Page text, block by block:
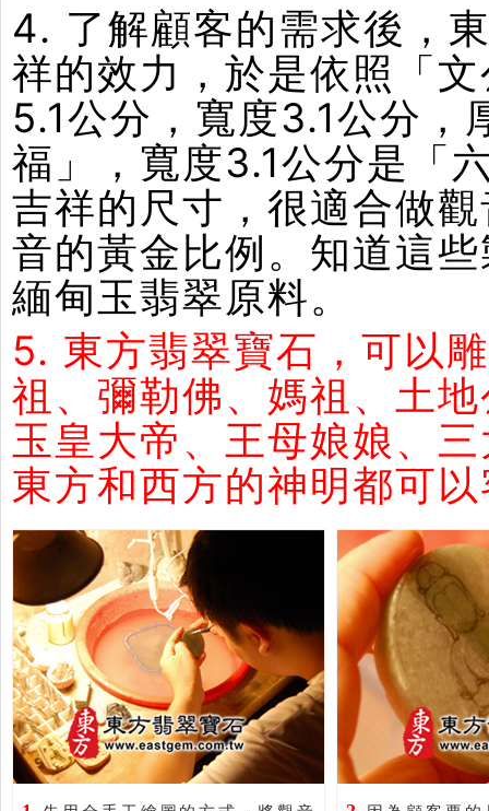
4. 了解顧客的需求後，
祥的效力，於是依照「
5.1公分，寬度3.1公分
福」，寬度3.1公分是「
吉祥的尺寸，很適合做
音的黃金比例。知道這
緬甸玉翡翠原料。
5. 東方翡翠寶石，可以
祖、彌勒佛、媽祖、土
玉皇大帝、王母娘娘、
東方和西方的神明都可